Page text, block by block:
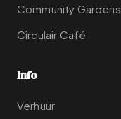
Community Gardens
Circulair Café
Info
Verhuur